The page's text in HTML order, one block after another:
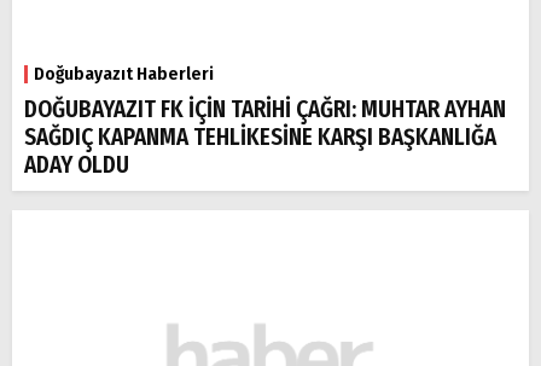
Doğubayazıt Haberleri
DOĞUBAYAZIT FK İÇİN TARİHİ ÇAĞRI: MUHTAR AYHAN
SAĞDIÇ KAPANMA TEHLİKESİNE KARŞI BAŞKANLIĞA
ADAY OLDU